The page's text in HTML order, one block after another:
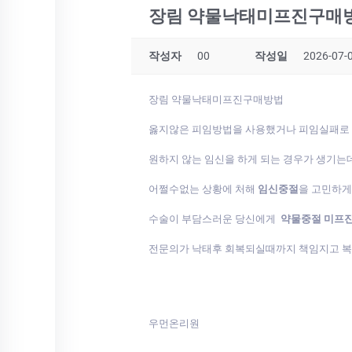
장림 약물낙태미프진구매
작성자 00 작성일 2026-07-
장림 약물낙태미프진구매방법
옳지않은 피임방법을 사용했거나 피임실패로
원하지 않는 임신을 하게 되는 경우가 생기는
어쩔수없는 상황에 처해 임신중절 을 고민하
수술이 부담스러운 당신에게 약물중절 미프진
전문의가 낙태후 회복되실때까지 책임지고
우먼온리원